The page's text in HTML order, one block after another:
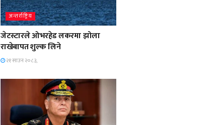
अन्तर्राष्ट्रिय
जेटस्टारले ओभरहेड लकरमा झोला
राखेबापत शुल्क लिने
२१ साउन २०८३,